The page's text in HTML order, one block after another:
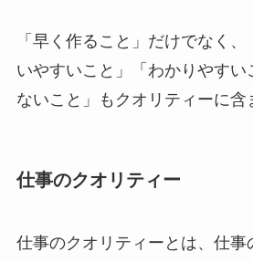
「早く作ること」だけでなく
いやすいこと」「わかりやすい
ないこと」もクオリティーに含
仕事のクオリティー
仕事のクオリティーとは、仕事